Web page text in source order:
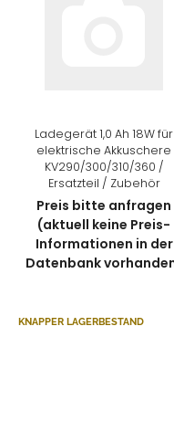
Ladegerät 1,0 Ah 18W für
elektrische Akkuschere
KV290/300/310/360 /
Ersatzteil / Zubehör
Preis bitte anfragen
(aktuell keine Preis-
Informationen in der
Datenbank
KNAPPER LAGERBESTAND